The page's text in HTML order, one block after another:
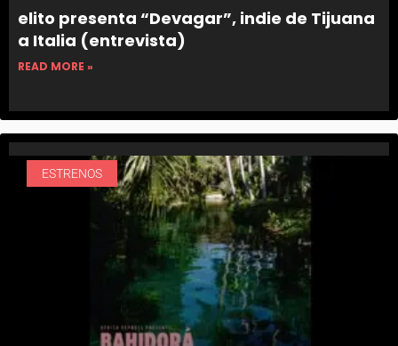
elito presenta “Devagar”, indie de Tijuana
a Italia (entrevista)
READ MORE »
ESTRENOS